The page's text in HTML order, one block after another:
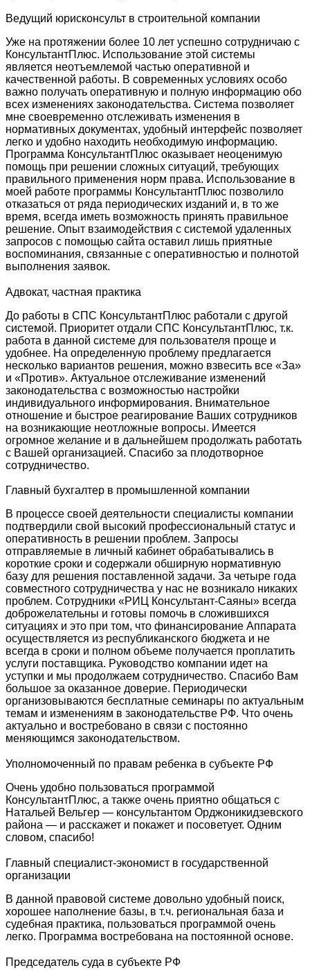
Ведущий юрисконсульт в строительной компании
Уже на протяжении более 10 лет успешно сотрудничаю с
КонсультантПлюс. Использование этой системы
является неотъемлемой частью оперативной и
качественной работы. В современных условиях особо
важно получать оперативную и полную информацию обо
всех изменениях законодательства. Система позволяет
мне своевременно отслеживать изменения в
нормативных документах, удобный интерфейс позволяет
легко и удобно находить необходимую информацию.
Программа КонсультантПлюс оказывает неоценимую
помощь при решении сложных ситуаций, требующих
правильного применения норм права. Использование в
моей работе программы КонсультантПлюс позволило
отказаться от ряда периодических изданий и, в то же
время, всегда иметь возможность принять правильное
решение. Опыт взаимодействия с системой удаленных
запросов с помощью сайта оставил лишь приятные
воспоминания, связанные с оперативностью и полнотой
выполнения заявок.
Адвокат, частная практика
До работы в СПС КонсультантПлюс работали с другой
системой. Приоритет отдали СПС КонсультантПлюс, т.к.
работа в данной системе для пользователя проще и
удобнее. На определенную проблему предлагается
несколько вариантов решения, можно взвесить все «За»
и «Против». Актуальное отслеживание изменений
законодательства с возможностью настройки
индивидуального информирования. Внимательное
отношение и быстрое реагирование Ваших сотрудников
на возникающие неотложные вопросы. Имеется
огромное желание и в дальнейшем продолжать работать
с Вашей организацией. Спасибо за плодотворное
сотрудничество.
Главный бухгалтер в промышленной компании
В процессе своей деятельности специалисты компании
подтвердили свой высокий профессиональный статус и
оперативность в решении проблем. Запросы
отправляемые в личный кабинет обрабатывались в
короткие сроки и содержали обширную нормативную
базу для решения поставленной задачи. За четыре года
совместного сотрудничества у нас не возникало никаких
проблем. Сотрудники «РИЦ Консультант-Саяны» всегда
доброжелательны и готовы помочь в сложившихся
ситуациях и это при том, что финансирование Аппарата
осуществляется из республиканского бюджета и не
всегда в сроки и полном объеме получается проплатить
услуги поставщика. Руководство компании идет на
уступки и мы продолжаем сотрудничество. Спасибо Вам
большое за оказанное доверие. Периодически
организовываются бесплатные семинары по актуальным
темам и изменениям в законодательстве РФ. Что очень
актуально и востребовано в связи с постоянно
меняющимся законодательством.
Уполномоченный по правам ребенка в субъекте РФ
Очень удобно пользоваться программой
КонсультантПлюс, а также очень приятно общаться с
Натальей Вельгер — консультантом Орджоникидзевского
района — и расскажет и покажет и посоветует. Одним
словом, спасибо!
Главный специалист-экономист в государственной
организации
В данной правовой системе довольно удобный поиск,
хорошее наполнение базы, в т.ч. региональная база и
судебная практика, пользоваться программой очень
легко. Программа востребована на постоянной основе.
Председатель суда в субъекте РФ